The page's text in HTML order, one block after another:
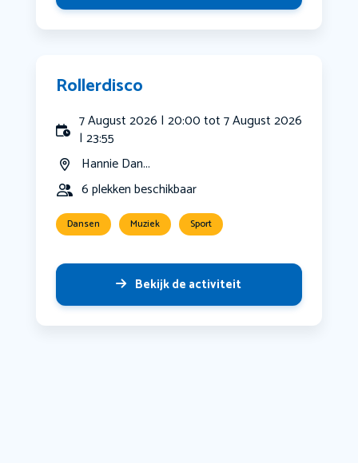
Rollerdisco
7 August 2026 | 20:00 tot 7 August 2026
| 23:55
Hannie Dan...
6 plekken beschikbaar
Dansen Muziek Sport
Bekijk de activiteit